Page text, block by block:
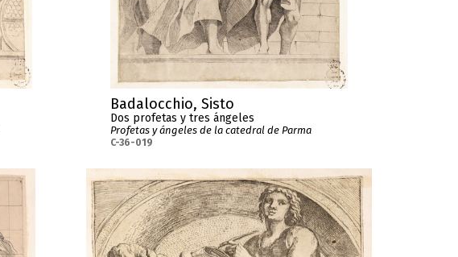
Badalocchio, Sisto
Dos profetas y tres ángeles
Profetas y ángeles de la catedral de Parma
C-36-019